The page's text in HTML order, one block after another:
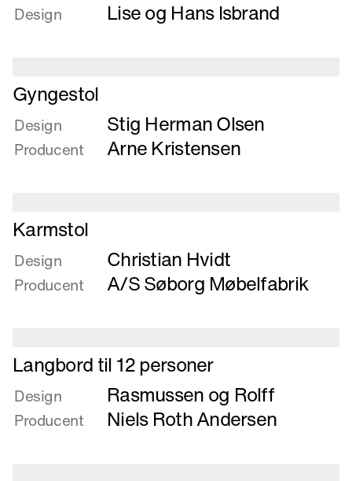
om
Design Lise og Hans Isbrand
Læs
mere
om
Gyngestol
Gyngestol
Design Stig Herman Olsen
Producent Arne Kristensen
Læs
mere
om
Karmstol
Karmstol
Design Christian Hvidt
Producent A/S Søborg Møbelfabrik
Læs
mere
om
Langbord
til
Langbord til 12 personer
Design Rasmussen og Rolff
Producent Niels Roth Andersen